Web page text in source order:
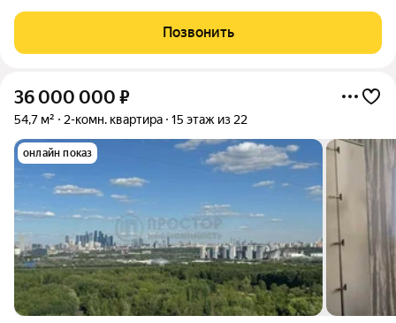
до мелочей для комфортной жизни большой семьи. Ипотека
полностью подходит для покупки
Позвонить
36 000 000 ₽
54,7 м² 2-комн. квартира 15 этаж из 22
онлайн показ